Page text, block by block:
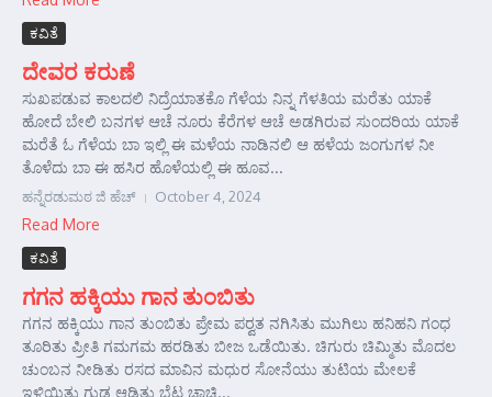
ಕವಿತೆ
ದೇವರ ಕರುಣೆ
ಸುಖಪಡುವ ಕಾಲದಲಿ ನಿದ್ರೆಯಾತಕೊ ಗೆಳೆಯ ನಿನ್ನ ಗೆಳತಿಯ ಮರೆತು ಯಾಕೆ
ಹೋದೆ ಬೇಲಿ ಬನಗಳ ಆಚೆ ನೂರು ಕೆರೆಗಳ ಆಚೆ ಅಡಗಿರುವ ಸುಂದರಿಯ ಯಾಕೆ
ಮರೆತೆ ಓ ಗೆಳೆಯ ಬಾ ಇಲ್ಲಿ ಈ ಮಳೆಯ ನಾಡಿನಲಿ ಆ ಹಳೆಯ ಜಂಗುಗಳ ನೀ
ತೊಳೆದು ಬಾ ಈ ಹಸಿರ ಹೊಳೆಯಲ್ಲಿ ಈ ಹೂವ...
ಹನ್ನೆರಡುಮಠ ಜಿ ಹೆಚ್ October 4, 2024
Read More
ಕವಿತೆ
ಗಗನ ಹಕ್ಕಿಯು ಗಾನ ತುಂಬಿತು
ಗಗನ ಹಕ್ಕಿಯು ಗಾನ ತುಂಬಿತು ಪ್ರೇಮ ಪರ್‍ವತ ನಗಿಸಿತು ಮುಗಿಲು ಹನಿಹನಿ ಗಂಧ
ತೂರಿತು ಪ್ರೀತಿ ಗಮಗಮ ಹರಡಿತು ಬೀಜ ಒಡೆಯಿತು. ಚಿಗುರು ಚಿಮ್ಮಿತು ಮೊದಲ
ಚುಂಬನ ನೀಡಿತು ರಸದ ಮಾವಿನ ಮಧುರ ಸೋನೆಯು ತುಟಿಯ ಮೇಲಕೆ
ಇಳಿಯಿತು ಗುಡ್ಡ ಆಡಿತು ಬೆಟ್ಟ ಚಾಚಿ...